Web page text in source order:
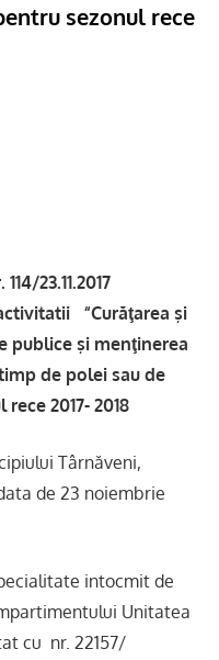
sezonul rece
23.11.2017
“Curăţarea şi
publice şi menţinerea
de polei sau de
2017- 2018
Târnăveni,
de 23 noiembrie
intocmit de
Unitatea
cu nr. 22157/